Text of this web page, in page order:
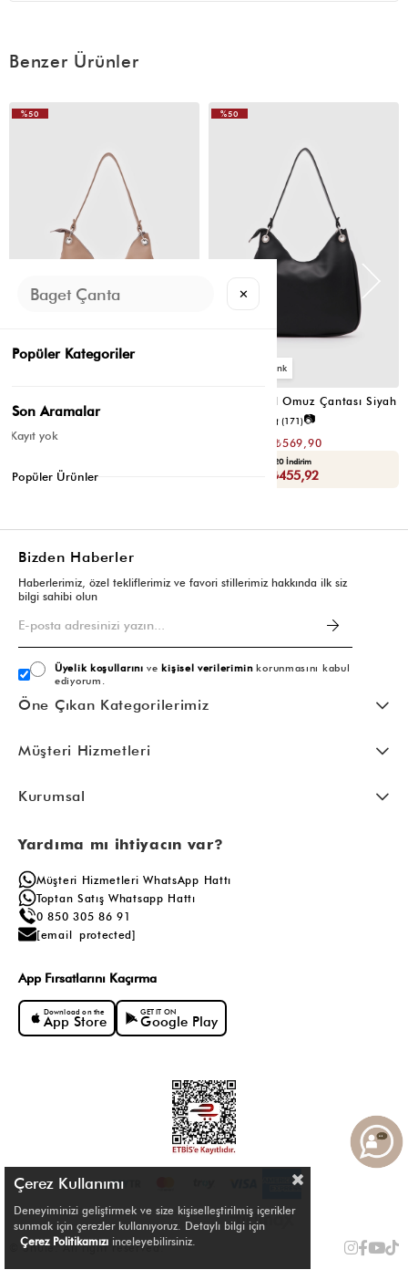
Benzer Ürünler
📷
₺1.139,80
Sepette : ₺398,93
%50
Valerie Oval Omuz Çantası Siyah
(171)📷
₺569,90
Yaza Özel Ek %20 İndirim
Sepette : ₺455,92
%50
Bizden Haberler
Haberlerimiz, özel tekliflerimiz ve favori stillerimiz hakkında ilk siz
bilgi sahibi olun
Üyelik koşullarını vekişisel verileriminkorunmasını kabul
ediyorum.
Öne Çıkan Kategorilerimiz
Müşteri Hizmetleri
Kurumsal
Yardıma mı ihtiyacın var?
Müşteri Hizmetleri WhatsApp Hattı
Toptan Satış Whatsapp Hattı
0 850 305 86 91
[email protected]
App Fırsatlarını Kaçırma
Download on the
App Store
GET IT ON
Google Play
© Shule. All right reserved.
Çerez Kullanımı
Deneyiminizi geliştirmek ve size kişiselleştirilmiş içerikler
sunmak için çerezler kullanıyoruz. Detaylı bilgi için
Çerez Politikamızı inceleyebilirsiniz.
✕
Popüler Kategoriler
Son Aramalar
Kayıt yok
Popüler Ürünler